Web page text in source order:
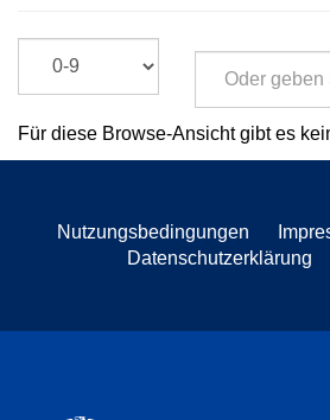
Für diese Browse-Ansicht gibt es
Nutzungsbedingungen
Datenschutzerklärung